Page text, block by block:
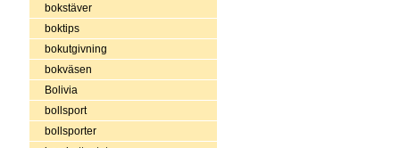
bokstäver
boktips
bokutgivning
bokväsen
Bolivia
bollsport
bollsporter